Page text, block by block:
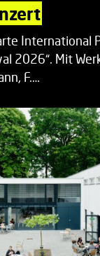
International
2026“. Mit
F.…